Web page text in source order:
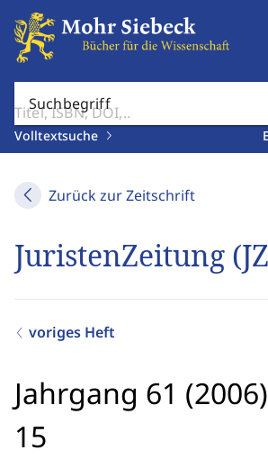
Suchbegriff
Volltextsuche
Zurück zur Zeitschrift
JuristenZeitung
voriges Heft
Jahrgang 61 (2006)
15